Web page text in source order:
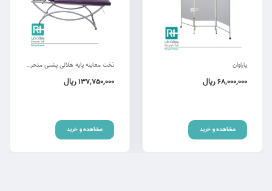
پاراوان
68,000,000ریال
مشاهده و خرید
تخت معاینه پایه هلالی پشتی متحرک rm-ch
137,750,000ریال
مشاهده و خرید